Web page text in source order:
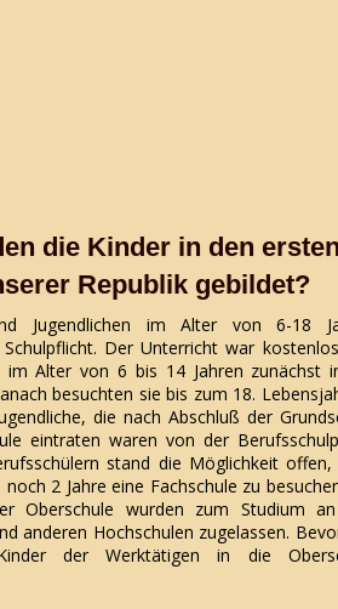
die Kinder in den
Republik gebildet?
Jugendlichen im Alter von 6-18
Der Unterricht war
im Alter von 6 bis 14 Jahren zunächst
besuchten sie bis zum 18.
die nach Abschluß der
eintraten waren von der
stand die Möglichkeit offen,
2 Jahre eine Fachschule zu
Oberschule wurden zum Studium
anderen Hochschulen zugelassen.
der Werktätigen in die